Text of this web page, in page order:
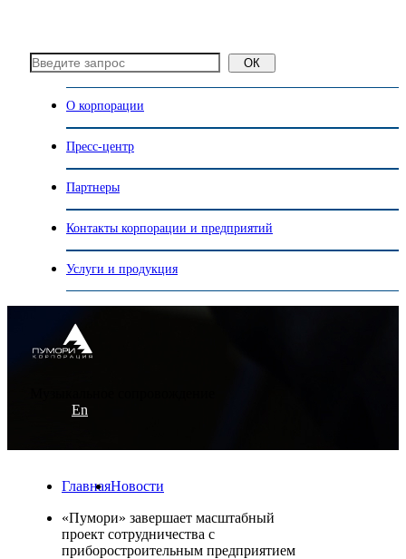
ОК
О корпорации
Пресс-центр
Партнеры
Контакты корпорации и предприятий
Услуги и продукция
En
ГлавнаяНовости
«Пумори» завершает масштабный
проект сотрудничества с
приборостроительным предприятием